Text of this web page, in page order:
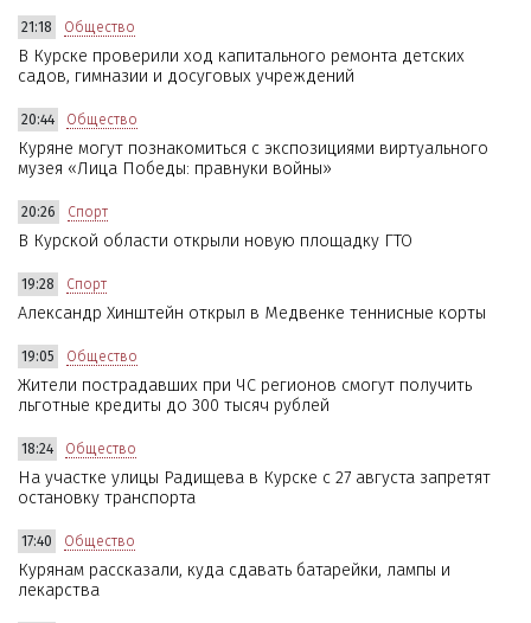
21:18 Общество
В Курске проверили ход капитального ремонта детских
садов, гимназии и досуговых учреждений
20:44 Общество
Куряне могут познакомиться с экспозициями виртуального
музея «Лица Победы: правнуки войны»
20:26 Спорт
В Курской области открыли новую площадку ГТО
19:28 Спорт
Александр Хинштейн открыл в Медвенке теннисные корты
19:05 Общество
Жители пострадавших при ЧС регионов смогут получить
льготные кредиты до 300 тысяч рублей
18:24 Общество
На участке улицы Радищева в Курске с 27 августа запретят
остановку транспорта
17:40 Общество
Курянам рассказали, куда сдавать батарейки, лампы и
лекарства